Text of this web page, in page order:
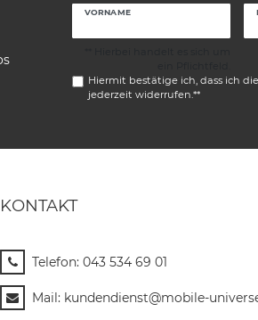
VORNAME
Hiermit bestätige ich, dass ich
jederzeit widerrufen.**
KONTAKT
Telefon: 043 534 69 01
Mail: kundendienst@mobile-